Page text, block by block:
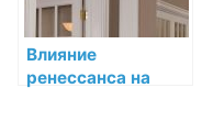
Влияние
ренессанса на